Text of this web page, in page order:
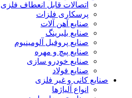
اتصالات قابل انعطاف فلزی
پرسکاری فلزات
صنایع آهن آلات
صنایع بلبرینگ
صنایع پروفیل آلومینیوم
صنایع پیچ و مهره
صنایع خودرو سازی
صنایع فولاد
صنایع کانی و غیر فلزی
انواع آلياژها